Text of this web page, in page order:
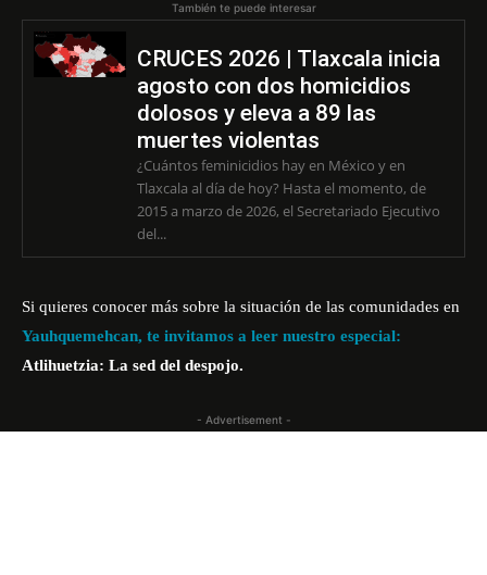
También te puede interesar
CRUCES 2026 | Tlaxcala inicia
agosto con dos homicidios
dolosos y eleva a 89 las
muertes violentas
¿Cuántos feminicidios hay en México y en
Tlaxcala al día de hoy? Hasta el momento, de
2015 a marzo de 2026, el Secretariado Ejecutivo
del...
Si quieres conocer más sobre la situación de las comunidades en
Yauhquemehcan, te invitamos a leer nuestro especial:
Atlihuetzia: La sed del despojo.
- Advertisement -